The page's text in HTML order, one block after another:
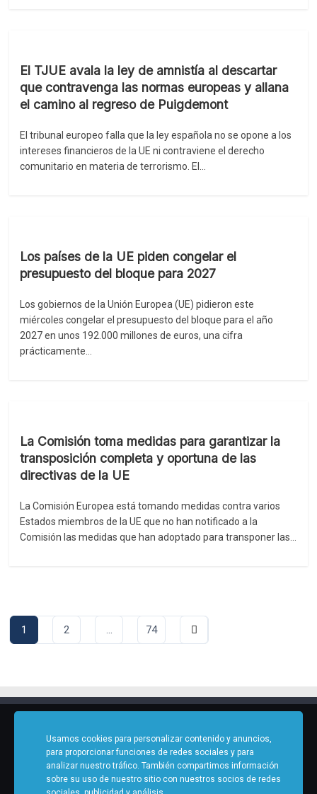
El TJUE avala la ley de amnistía al descartar
que contravenga las normas europeas y allana
el camino al regreso de Puigdemont
El tribunal europeo falla que la ley española no se opone a los
intereses financieros de la UE ni contraviene el derecho
comunitario en materia de terrorismo. El…
Los países de la UE piden congelar el
presupuesto del bloque para 2027
Los gobiernos de la Unión Europea (UE) pidieron este
miércoles congelar el presupuesto del bloque para el año
2027 en unos 192.000 millones de euros, una cifra
prácticamente…
La Comisión toma medidas para garantizar la
transposición completa y oportuna de las
directivas de la UE
La Comisión Europea está tomando medidas contra varios
Estados miembros de la UE que no han notificado a la
Comisión las medidas que han adoptado para transponer las…
Paginación
de
1 2 … 74
Copyright © 2021 - 2026 - UGT Políticas Europeas - Todos los
derechos reservados
Usamos cookies para personalizar contenido y anuncios,
para proporcionar funciones de redes sociales y para
analizar nuestro tráfico. También compartimos información
sobre su uso de nuestro sitio con nuestros socios de redes